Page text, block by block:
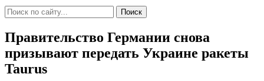
Поиск
Правительство Германии снова
призывают передать Украине ракеты
Taurus